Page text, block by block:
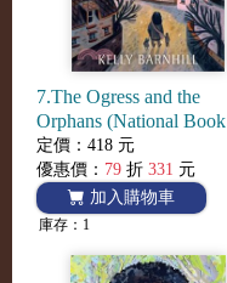
7.The Ogress and the
Orphans (National Book
Awards Finalist)
定價：418 元
優惠價： 79 折 331 元
加入購物車
庫存：1